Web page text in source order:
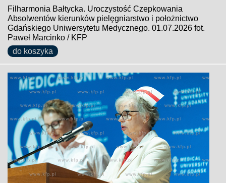
Filharmonia Bałtycka. Uroczystość Czepkowania
Absolwentów kierunków pielęgniarstwo i położnictwo
Gdańskiego Uniwersytetu Medycznego. 01.07.2026 fot.
Paweł Marcinko / KFP
do koszyka